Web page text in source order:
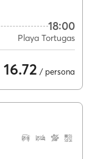
18:00
Playa Tortugas
/ persona